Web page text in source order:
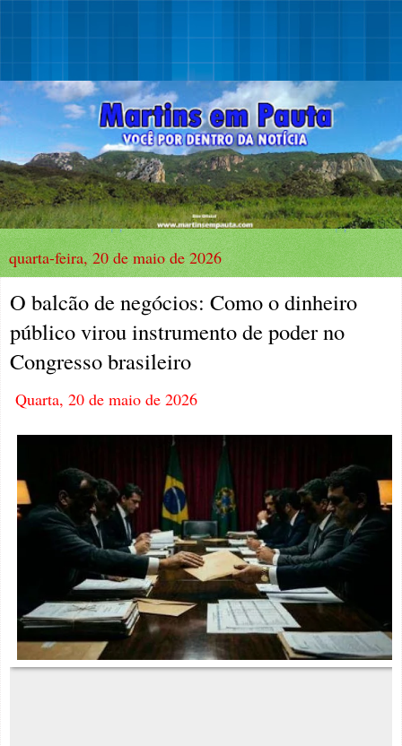
quarta-feira, 20 de maio de 2026
O balcão de negócios: Como o dinheiro
público virou instrumento de poder no
Congresso brasileiro
Quarta, 20 de maio de 2026